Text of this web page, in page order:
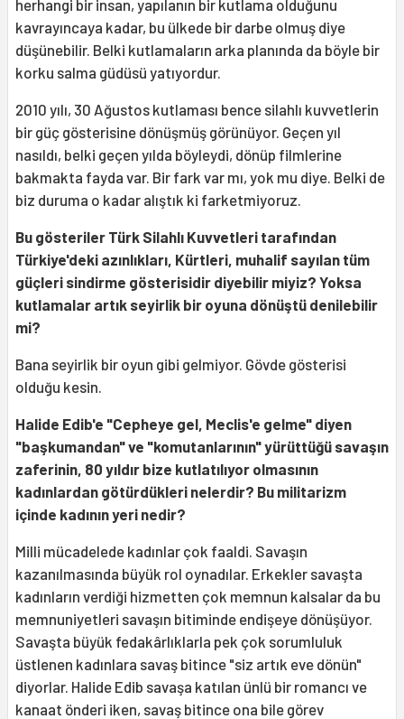
herhangi bir insan, yapılanın bir kutlama olduğunu
kavrayıncaya kadar, bu ülkede bir darbe olmuş diye
düşünebilir. Belki kutlamaların arka planında da böyle bir
korku salma güdüsü yatıyordur.
2010 yılı, 30 Ağustos kutlaması bence silahlı kuvvetlerin
bir güç gösterisine dönüşmüş görünüyor. Geçen yıl
nasıldı, belki geçen yılda böyleydi, dönüp filmlerine
bakmakta fayda var. Bir fark var mı, yok mu diye. Belki de
biz duruma o kadar alıştık ki farketmiyoruz.
Bu gösteriler Türk Silahlı Kuvvetleri tarafından
Türkiye'deki azınlıkları, Kürtleri, muhalif sayılan tüm
güçleri sindirme gösterisidir diyebilir miyiz? Yoksa
kutlamalar artık seyirlik bir oyuna dönüştü denilebilir
mi?
Bana seyirlik bir oyun gibi gelmiyor. Gövde gösterisi
olduğu kesin.
Halide Edib'e "Cepheye gel, Meclis'e gelme" diyen
"başkumandan" ve "komutanlarının" yürüttüğü savaşın
zaferinin, 80 yıldır bize kutlatılıyor olmasının
kadınlardan götürdükleri nelerdir? Bu militarizm
içinde kadının yeri nedir?
Milli mücadelede kadınlar çok faaldi. Savaşın
kazanılmasında büyük rol oynadılar. Erkekler savaşta
kadınların verdiği hizmetten çok memnun kalsalar da bu
memnuniyetleri savaşın bitiminde endişeye dönüşüyor.
Savaşta büyük fedakârlıklarla pek çok sorumluluk
üstlenen kadınlara savaş bitince "siz artık eve dönün"
diyorlar. Halide Edib savaşa katılan ünlü bir romancı ve
kanaat önderi iken, savaş bitince ona bile görev